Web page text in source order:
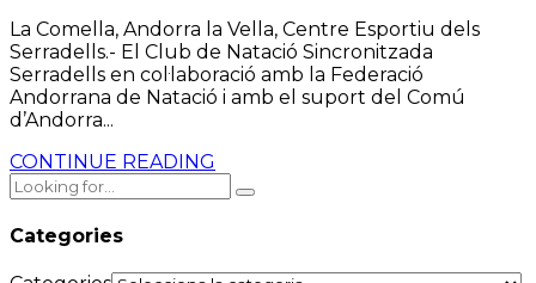
La Comella, Andorra la Vella, Centre Esportiu dels
Serradells.- El Club de Natació Sincronitzada
Serradells en col·laboració amb la Federació
Andorrana de Natació i amb el suport del Comú
d’Andorra...
CONTINUE READING
Categories